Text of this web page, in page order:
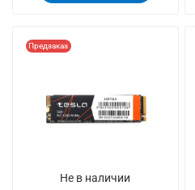
Не в наличии
Предзаказ